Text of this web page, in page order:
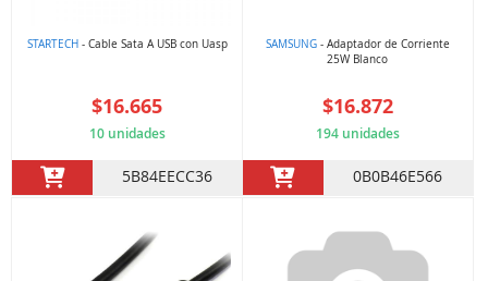
STARTECH- Cable Sata A USB con Uasp
$16.665
10 unidades
5B84EECC36
SAMSUNG- Adaptador de Corriente
25W Blanco
$16.872
194 unidades
0B0B46E566